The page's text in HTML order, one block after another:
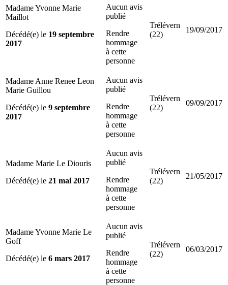
Madame Yvonne Marie
Maillot
Décédé(e) le 19 septembre
2017
Aucun avis
publié
Rendre
hommage
à cette
personne
Trélévern
(22)
19/09/2017
Madame Anne Renee Leon
Marie Guillou
Décédé(e) le 9 septembre
2017
Aucun avis
publié
Rendre
hommage
à cette
personne
Trélévern
(22)
09/09/2017
Madame Marie Le Diouris
Décédé(e) le 21 mai 2017
Aucun avis
publié
Rendre
hommage
à cette
personne
Trélévern
(22)
21/05/2017
Madame Yvonne Marie Le
Goff
Décédé(e) le 6 mars 2017
Aucun avis
publié
Rendre
hommage
à cette
personne
Trélévern
(22)
06/03/2017